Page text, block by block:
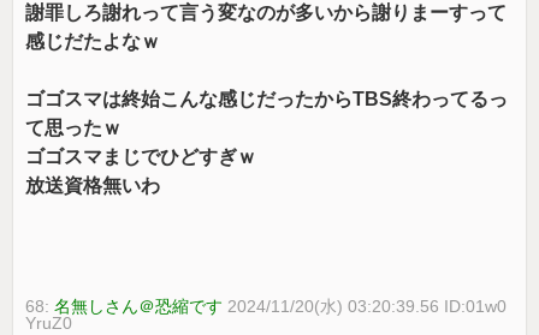
謝罪しろ謝れって言う変なのが多いから謝りまーすって
感じだたよなｗ
ゴゴスマは終始こんな感じだったからTBS終わってるっ
て思ったｗ
ゴゴスマまじでひどすぎｗ
放送資格無いわ
68:名無しさん＠恐縮です 2024/11/20(水) 03:20:39.56 ID:01w0
YruZ0